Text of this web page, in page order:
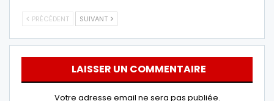
PRÉCÉDENT SUIVANT
LAISSER UN COMMENTAIRE
Votre adresse email ne sera pas publiée.